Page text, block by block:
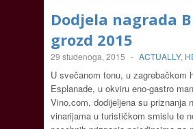
Dodjela nagrada
grozd 2015
29 studenoga, 2015 - ACTUALLY,
U svečanom tonu, u zagrebačkom
Esplanade, u okviru eno-gastro
Vino.com, dodijeljena su priznanja
vinarijama u turističkom smislu te